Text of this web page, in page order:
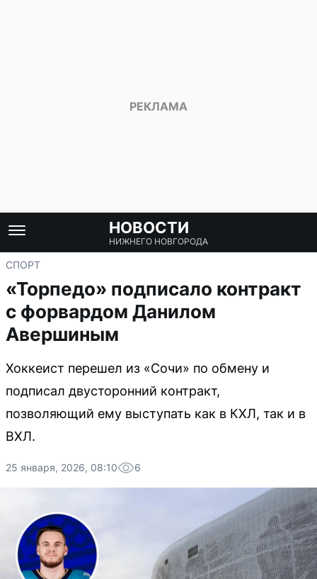
НОВОСТИ
НИЖНЕГО НОВГОРОДА
СПОРТ
«Торпедо» подписало контракт
с форвардом Данилом
Авершиным
Хоккеист перешел из «Сочи» по обмену и
подписал двусторонний контракт,
позволяющий ему выступать как в КХЛ, так и в
ВХЛ.
25 января, 2026, 08:10 6